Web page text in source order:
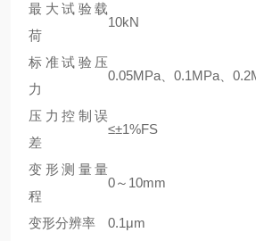
最大试验载
荷
10kN
标准试验压
力
0.05MPa、0.1MPa、
压力控制误
差
≤±1%FS
变形测量量
程
0～10mm
变形分辨率
0.1μm